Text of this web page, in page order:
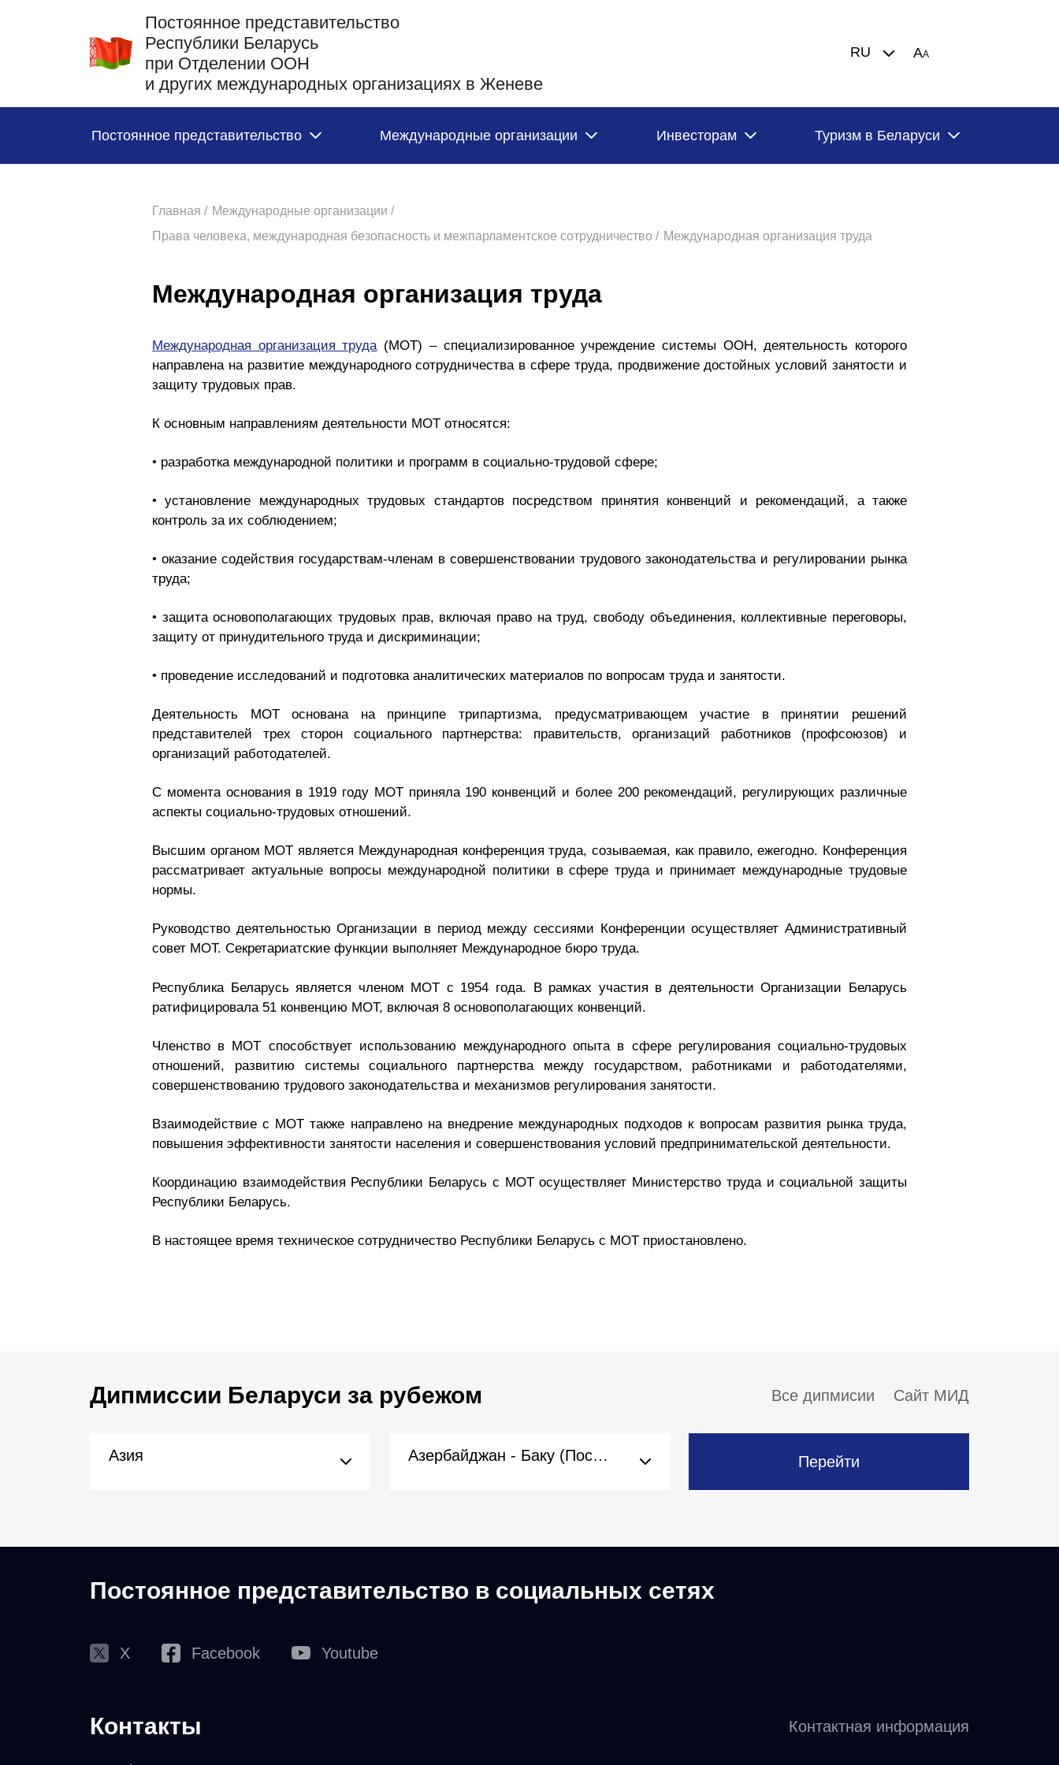
Постоянное представительство
Республики Беларусь
при Отделении ООН
и других международных организациях в Женеве
RU AA
Постоянное представительство Международные организации Инвесторам Туризм в Беларуси
Главная / Международные организации /
Права человека, международная безопасность и межпарламентское сотрудничество / Международная организация труда
Международная организация труда
Международная организация труда(МОТ) – специализированное учреждение системы ООН, деятельность которого
направлена на развитие международного сотрудничества в сфере труда, продвижение достойных условий занятости и
защиту трудовых прав.
К основным направлениям деятельности МОТ относятся:
• разработка международной политики и программ в социально-трудовой сфере;
• установление международных трудовых стандартов посредством принятия конвенций и рекомендаций, а также
контроль за их соблюдением;
• оказание содействия государствам-членам в совершенствовании трудового законодательства и регулировании рынка
труда;
• защита основополагающих трудовых прав, включая право на труд, свободу объединения, коллективные переговоры,
защиту от принудительного труда и дискриминации;
• проведение исследований и подготовка аналитических материалов по вопросам труда и занятости.
Деятельность МОТ основана на принципе трипартизма, предусматривающем участие в принятии решений
представителей трех сторон социального партнерства: правительств, организаций работников (профсоюзов) и
организаций работодателей.
С момента основания в 1919 году МОТ приняла 190 конвенций и более 200 рекомендаций, регулирующих различные
аспекты социально-трудовых отношений.
Высшим органом МОТ является Международная конференция труда, созываемая, как правило, ежегодно. Конференция
рассматривает актуальные вопросы международной политики в сфере труда и принимает международные трудовые
нормы.
Руководство деятельностью Организации в период между сессиями Конференции осуществляет Административный
совет МОТ. Секретариатские функции выполняет Международное бюро труда.
Республика Беларусь является членом МОТ с 1954 года. В рамках участия в деятельности Организации Беларусь
ратифицировала 51 конвенцию МОТ, включая 8 основополагающих конвенций.
Членство в МОТ способствует использованию международного опыта в сфере регулирования социально-трудовых
отношений, развитию системы социального партнерства между государством, работниками и работодателями,
совершенствованию трудового законодательства и механизмов регулирования занятости.
Взаимодействие с МОТ также направлено на внедрение международных подходов к вопросам развития рынка труда,
повышения эффективности занятости населения и совершенствования условий предпринимательской деятельности.
Координацию взаимодействия Республики Беларусь с МОТ осуществляет Министерство труда и социальной защиты
Республики Беларусь.
В настоящее время техническое сотрудничество Республики Беларусь с МОТ приостановлено.
Дипмиссии Беларуси за рубежом Все дипмисии Сайт МИД
Азия Азербайджан - Баку (Посольство) Перейти
Постоянное представительство в социальных сетях
X Facebook Youtube
Контакты Контактная информация